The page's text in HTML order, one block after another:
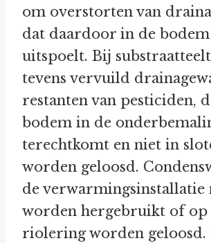
om overstorten van
dat daardoor in de
uitspoelt. Bij
tevens vervuild
restanten van pesticiden,
bodem in de
terechtkomt en niet in
worden geloosd.
de verwarmingsinstallatie
worden hergebruikt of op
riolering worden geloosd.